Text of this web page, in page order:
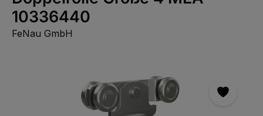
10336440
FeNau GmbH